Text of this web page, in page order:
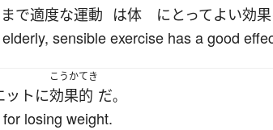
まで適度な運動 は体 にとってよい効果
sensible exercise has a good
ット に
こうか
効果
てき
的 だ。
losing weight.